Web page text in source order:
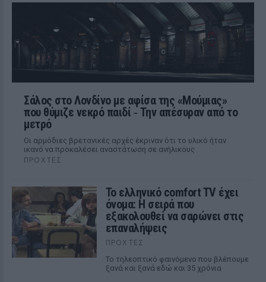
Σάλος στο Λονδίνο με αφίσα της «Μούμιας»
που θύμιζε νεκρό παιδί ‑ Την απέσυραν από το
μετρό
Οι αρμόδιες βρετανικές αρχές έκριναν ότι το υλικό ήταν
ικανό να προκαλέσει αναστάτωση σε ανήλικους
ΠΡΟΧΤΈΣ
Το ελληνικό comfort TV έχει
όνομα: Η σειρά που
εξακολουθεί να σαρώνει στις
επαναλήψεις
ΠΡΟΧΤΈΣ
Το τηλεοπτικό φαινόμενο που βλέπουμε
ξανά και ξανά εδώ και 35 χρόνια